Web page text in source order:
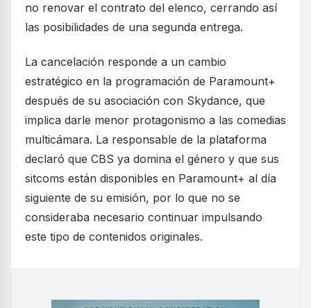
no renovar el contrato del elenco, cerrando así
las posibilidades de una segunda entrega.
La cancelación responde a un cambio
estratégico en la programación de Paramount+
después de su asociación con Skydance, que
implica darle menor protagonismo a las comedias
multicámara. La responsable de la plataforma
declaró que CBS ya domina el género y que sus
sitcoms están disponibles en Paramount+ al día
siguiente de su emisión, por lo que no se
consideraba necesario continuar impulsando
este tipo de contenidos originales.